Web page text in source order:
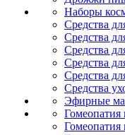
Наборы
Средства
Средства
Средства
Средства
Средства
Средства
Эфирные
Гомеопатия